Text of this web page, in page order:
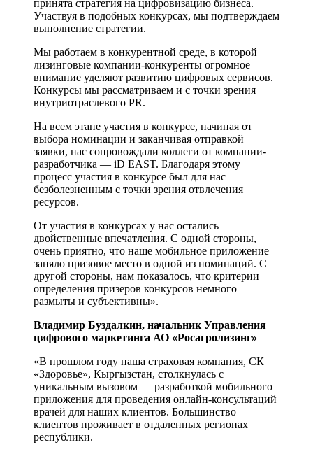
принята стратегия на цифровизацию бизнеса.
Участвуя в подобных конкурсах, мы подтверждаем
выполнение стратегии.
Мы работаем в конкурентной среде, в которой
лизинговые компании-конкуренты огромное
внимание уделяют развитию цифровых сервисов.
Конкурсы мы рассматриваем и с точки зрения
внутриотраслевого PR.
На всем этапе участия в конкурсе, начиная от
выбора номинации и заканчивая отправкой
заявки, нас сопровождали коллеги от компании-
разработчика — iD EAST. Благодаря этому
процесс участия в конкурсе был для нас
безболезненным с точки зрения отвлечения
ресурсов.
От участия в конкурсах у нас остались
двойственные впечатления. С одной стороны,
очень приятно, что наше мобильное приложение
заняло призовое место в одной из номинаций. С
другой стороны, нам показалось, что критерии
определения призеров конкурсов немного
размыты и субъективны».
Владимир Буздалкин, начальник Управления
цифрового маркетинга АО «Росагролизинг»
«В прошлом году наша страховая компания, СК
«Здоровье», Кыргызстан, столкнулась с
уникальным вызовом — разработкой мобильного
приложения для проведения онлайн-консультаций
врачей для наших клиентов. Большинство
клиентов проживает в отдаленных регионах
республики.